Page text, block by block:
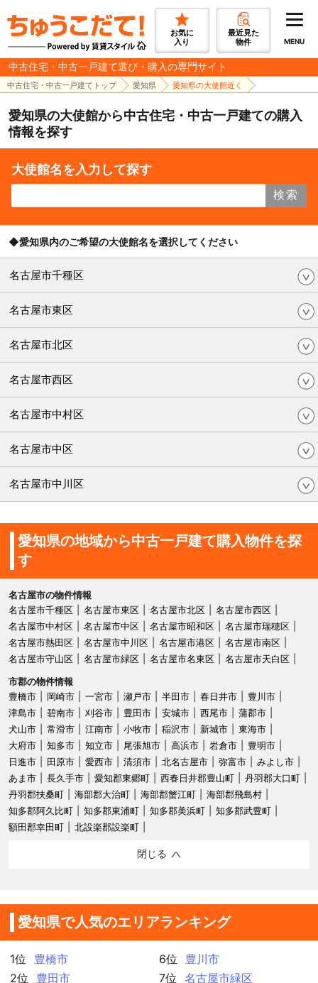
お気に
入り
最近見た
物件
MENU
中古住宅・中古一戸建て選び・購入の専門サイト
中古住宅・中古一戸建てトップ 愛知県 愛知県の大使館近く
愛知県の大使館から中古住宅・中古一戸建ての購入
情報を探す
大使館名を入力して探す
検索
◆愛知県内のご希望の大使館名を選択してください
名古屋市千種区
名古屋市東区
名古屋市北区
名古屋市西区
名古屋市中村区
名古屋市中区
名古屋市中川区
愛知県の地域から中古一戸建て購入物件を探
す
名古屋市の物件情報
名古屋市千種区
名古屋市東区 名古屋市北区
名古屋市西区
名古屋市中村区
名古屋市中区 名古屋市昭和区
名古屋市瑞穂区
名古屋市熱田区
名古屋市中川区 名古屋市港区
名古屋市南区
名古屋市守山区
名古屋市緑区 名古屋市名東区
名古屋市天白区
市郡の物件情報
豊橋市
岡崎市 一宮市 瀬戸市 半田市 春日井市
豊川市
津島市
碧南市 刈谷市 豊田市 安城市 西尾市
蒲郡市
犬山市
常滑市 江南市 小牧市 稲沢市 新城市
東海市
大府市
知多市 知立市 尾張旭市 高浜市 岩倉市
豊明市
日進市
田原市 愛西市 清須市 北名古屋市 弥富市
みよし市
あま市
長久手市 愛知郡東郷町 西春日井郡豊山町
丹羽郡大口町
丹羽郡扶桑町
海部郡大治町 海部郡蟹江町
海部郡飛島村
知多郡阿久比町
知多郡東浦町 知多郡美浜町
知多郡武豊町
額田郡幸田町
北設楽郡設楽町
閉じる
愛知県で人気のエリアランキング
1位
豊橋市
2位
豊田市
6位
豊川市
7位
名古屋市緑区